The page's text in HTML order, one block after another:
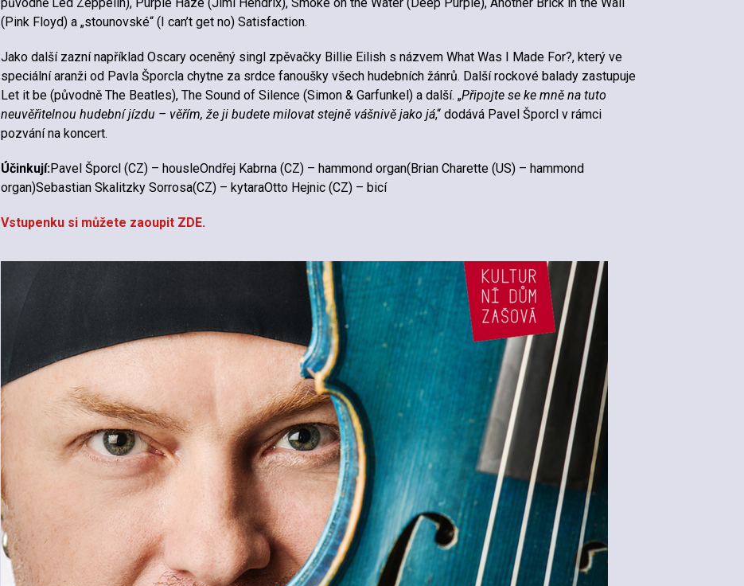
(Pink Floyd) a „stounovské“ (I can’t get no) Satisfaction.
Jako další zazní například Oscary oceněný singl zpěvačky Billie Eilish s názvem What Was I Made For?, který ve
speciální aranži od Pavla Šporcla chytne za srdce fanoušky všech hudebních žánrů. Další rockové balady zastupuje
Let it be (původně The Beatles), The Sound of Silence (Simon & Garfunkel) a další. „Připojte se ke mně na tuto
neuvěřitelnou hudební jízdu – věřím, že ji budete milovat stejně vášnivě jako já,“ dodává Pavel Šporcl v rámci
pozvání na koncert.
Účinkují:Pavel Šporcl (CZ) – housleOndřej Kabrna (CZ) – hammond organ(Brian Charette (US) – hammond
organ)Sebastian Skalitzky Sorrosa(CZ) – kytaraOtto Hejnic (CZ) – bicí
Vstupenku si můžete zaoupit ZDE.